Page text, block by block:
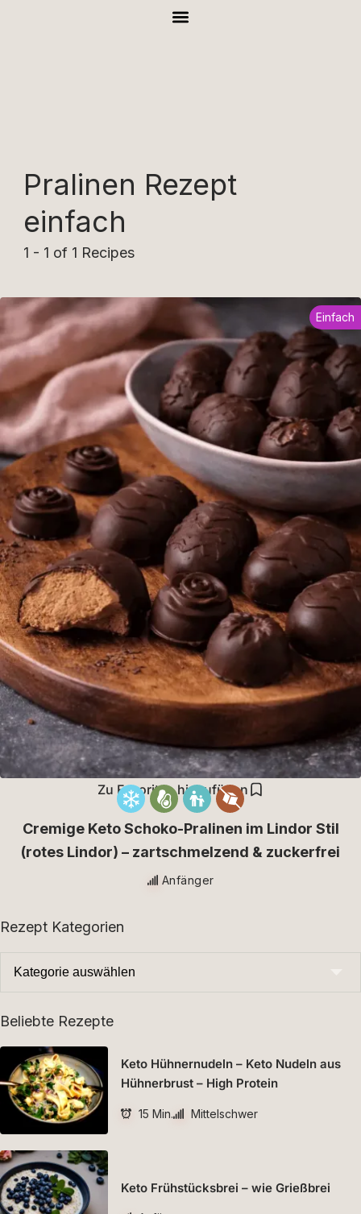
Pralinen Rezept
einfach
1 - 1 of 1 Recipes
Zu Favoriten hinzufügen
Einfach
Cremige Keto Schoko-Pralinen im Lindor Stil
(rotes Lindor) – zartschmelzend & zuckerfrei
Anfänger
Rezept Kategorien
Beliebte Rezepte
Keto Hühnernudeln – Keto Nudeln aus
Hühnerbrust – High Protein
15 Min. Mittelschwer
Keto Frühstücksbrei – wie Grießbrei